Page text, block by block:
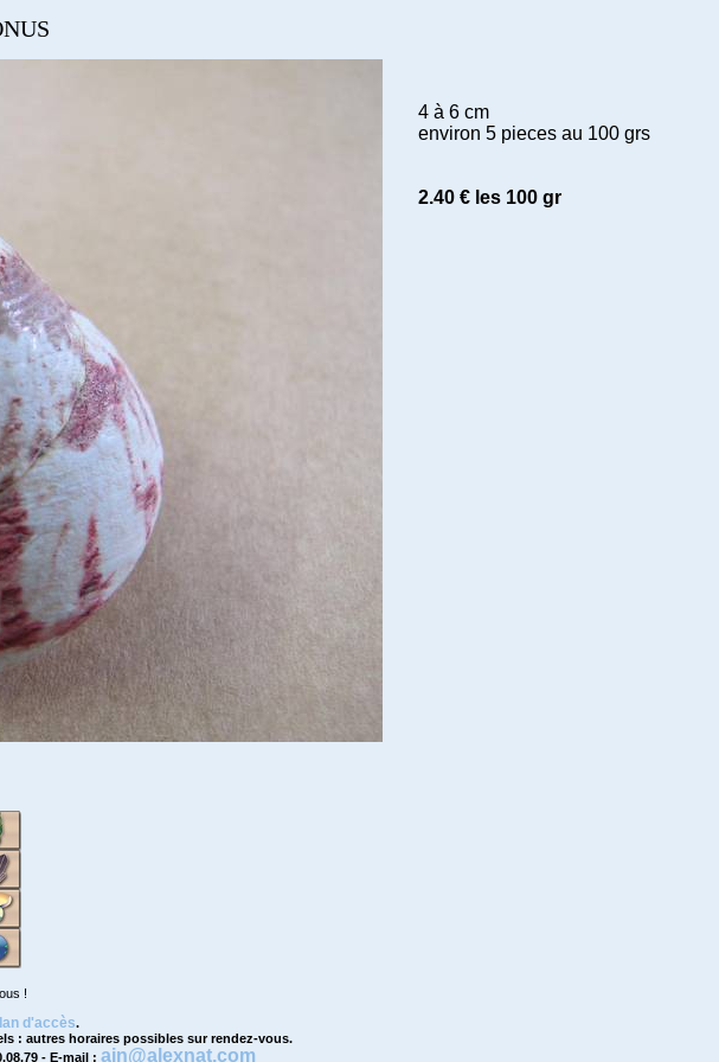
4 à 6 cm
environ 5 pieces au 100 grs
2.40 € les 100 gr
!
d'accès.
: autres horaires possibles sur rendez-vous.
- E-mail : ain@alexnat.com